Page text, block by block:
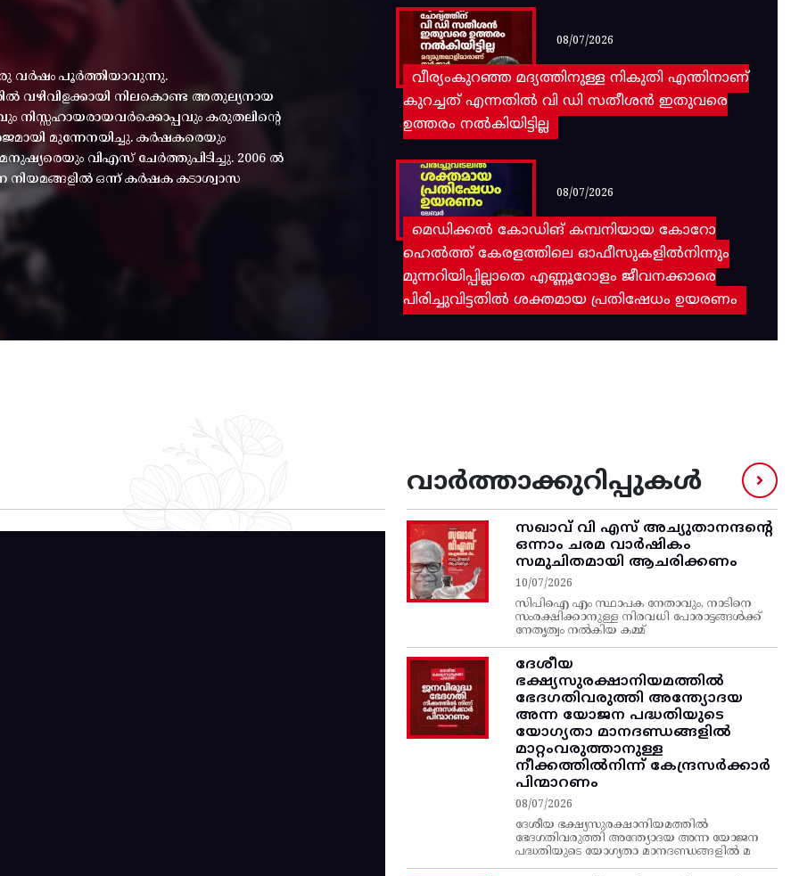
ഒരു വർഷം പൂർത്തിയാവുന്നു.
വഴിവിളക്കായി നിലകൊണ്ട അതുല്യനായ
നിസ്സഹായരായവർക്കൊപ്പവും കരുതലിന്റെ
മുന്നേനയിച്ചു. കർഷകരെയും
വിഎസ് ചേർത്തുപിടിച്ചു. 2006 ൽ
ഒന്ന് കർഷക കടാശ്വാസ
വീര്യംകുറഞ്ഞ മദ്യത്തിനുള്ള നികുതി എന്തിനാണ്
കുറച്ചത് എന്നതിൽ വി ഡി സതീശൻ ഇതുവരെ
ഉത്തരം നൽകിയിട്ടില്ല
08/07/2026
മെഡിക്കൽ കോഡിങ് കമ്പനിയായ കോറോ
ഹെൽത്ത് കേരളത്തിലെ ഓഫീസുകളിൽനിന്നും
മുന്നറിയിപ്പില്ലാതെ എണ്ണൂറോളം ജീവനക്കാരെ
പിരിച്ചുവിട്ടതിൽ‌ ശക്തമായ പ്രതിഷേധം ഉയരണം
08/07/2026
വാർത്താക്കുറിപ്പുകൾ
സഖാവ് വി എസ്‌ അച്യുതാനന്ദന്റെ
ഒന്നാം ചരമ വാര്‍ഷികം
സമുചിതമായി ആചരിക്കണം
10/07/2026
സിപിഐ എം സ്ഥാപക നേതാവും, നാടിനെ
സംരക്ഷിക്കാനുള്ള നിരവധി പോരാട്ടങ്ങള്‍ക്ക്‌
നേതൃത്വം നല്‍കിയ കമ്മ്
ദേശീയ
ഭക്ഷ്യസുരക്ഷാനിയമത്തിൽ
ഭേദഗതിവരുത്തി അന്ത്യോദയ
അന്ന യോജന പദ്ധതിയുടെ
യോഗ്യതാ മാനദണ്ഡങ്ങളിൽ
മാറ്റംവരുത്താനുള്ള
നീക്കത്തിൽനിന്ന്‌ കേന്ദ്രസർക്കാർ
പിന്മാറണം
08/07/2026
ദേശീയ ഭക്ഷ്യസുരക്ഷാനിയമത്തിൽ
ഭേദഗതിവരുത്തി അന്ത്യോദയ അന്ന യോജന
പദ്ധതിയുടെ യോഗ്യതാ മാനദണ്ഡങ്ങളിൽ മ